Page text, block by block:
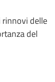
rinnovi delle
del